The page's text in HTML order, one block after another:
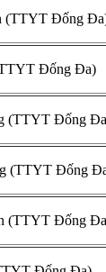
(TTYT Đống
Đống Đa)
(TTYT Đống
(TTYT Đống
(TTYT Đống